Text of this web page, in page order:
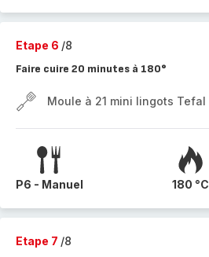
Etape 6 /8
Faire cuire 20 minutes à 180°
Moule à 21 mini lingots Tefal
P6 - Manuel 180 °C
Etape 7 /8